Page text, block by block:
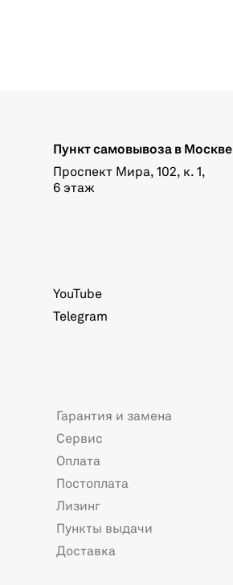
Пункт самовывоза в Москве
Проспект Мира, 102, к. 1,
6 этаж
YouTube
Telegram
Гарантия и замена
Сервис
Оплата
Постоплата
Лизинг
Пункты выдачи
Доставка